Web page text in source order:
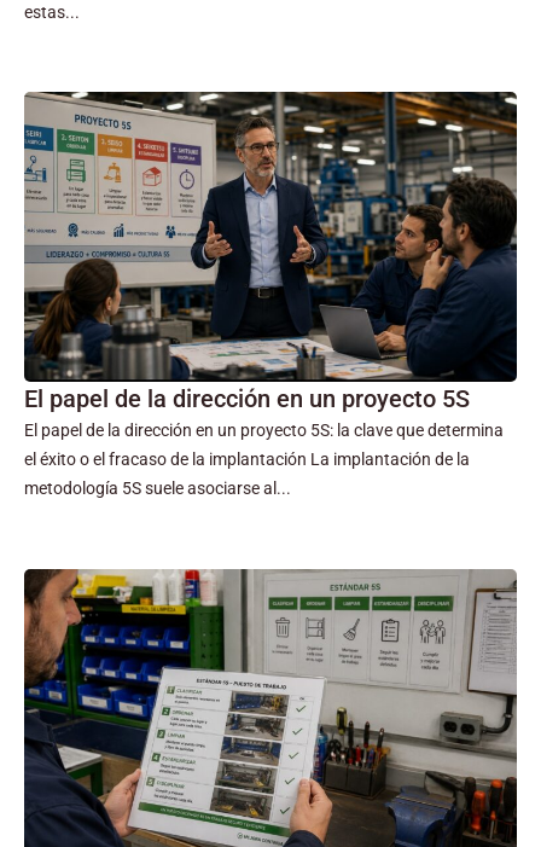
estas...
El papel de la dirección en un proyecto 5S
El papel de la dirección en un proyecto 5S: la clave que determina
el éxito o el fracaso de la implantación La implantación de la
metodología 5S suele asociarse al...